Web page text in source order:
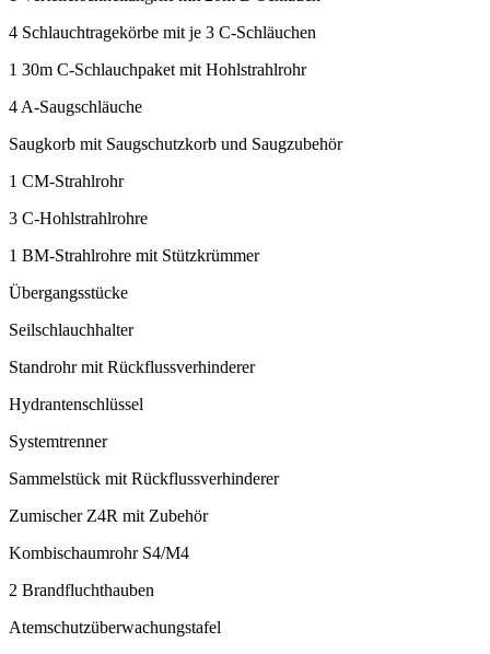
4 Schlauchtragekörbe mit je 3 C-Schläuchen
1 30m C-Schlauchpaket mit Hohlstrahlrohr
4 A-Saugschläuche
Saugkorb mit Saugschutzkorb und Saugzubehör
1 CM-Strahlrohr
3 C-Hohlstrahlrohre
1 BM-Strahlrohre mit Stützkrümmer
Übergangsstücke
Seilschlauchhalter
Standrohr mit Rückflussverhinderer
Hydrantenschlüssel
Systemtrenner
Sammelstück mit Rückflussverhinderer
Zumischer Z4R mit Zubehör
Kombischaumrohr S4/M4
2 Brandfluchthauben
Atemschutzüberwachungstafel